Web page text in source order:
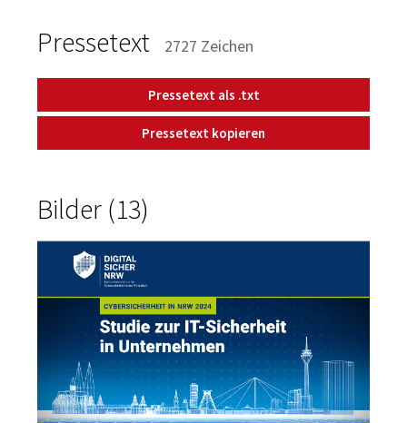
Pressetext 2727 Zeichen
Pressetext als .txt
Pressetext kopieren
Bilder (13)